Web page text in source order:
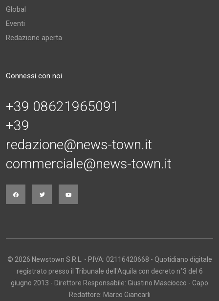
Global
Eventi
Redazione aperta
Connessi con noi
+39 08621965091
+39
redazione@news-town.it
commerciale@news-town.it
© 2026 Newstown S.R.L. - P.IVA: 02116420668 - Quotidiano digitale
registrato presso il Tribunale dell'Aquila con decreto n°3 del 6
giugno 2013 - Direttore Responsabile: Giustino Masciocco - Capo
Redattore: Marco Giancarli